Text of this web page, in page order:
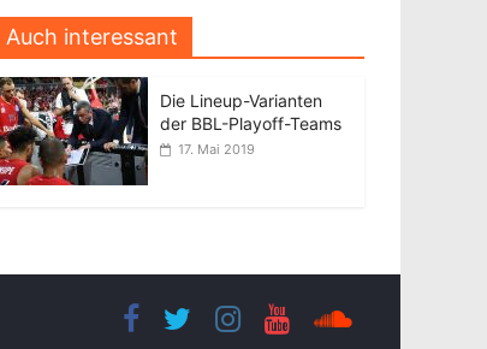
Auch interessant
Die Lineup-Varianten
der BBL-Playoff-Teams
17. Mai 2019